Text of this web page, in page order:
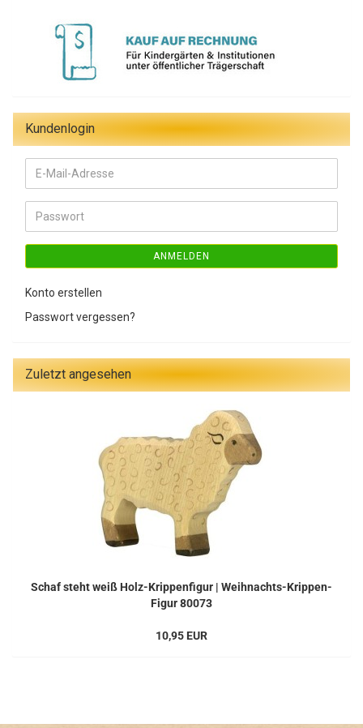
Kundenlogin
E-
Mail-
Adresse
Passwort
ANMELDEN
Konto erstellen
Passwort vergessen?
Zuletzt angesehen
Schaf steht weiß Holz-Krippenfigur | Weihnachts-Krippen-
Figur 80073
10,95 EUR